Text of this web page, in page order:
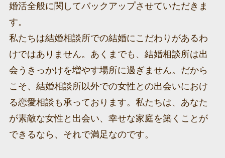
婚活全般に関してバックアップさせていただきま
す。
私たちは結婚相談所での結婚にこだわりがあるわ
けではありません。あくまでも、結婚相談所は出
会うきっかけを増やす場所に過ぎません。だから
こそ、結婚相談所以外での女性との出会いにおけ
る恋愛相談も承っております。私たちは、あなた
が素敵な女性と出会い、幸せな家庭を築くことが
できるなら、それで満足なのです。